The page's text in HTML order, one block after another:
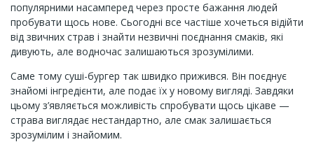
популярними насамперед через просте бажання людей
пробувати щось нове. Сьогодні все частіше хочеться відійти
від звичних страв і знайти незвичні поєднання смаків, які
дивують, але водночас залишаються зрозумілими.
Саме тому суші-бургер так швидко прижився. Він поєднує
знайомі інгредієнти, але подає їх у новому вигляді. Завдяки
цьому з’являється можливість спробувати щось цікаве —
страва виглядає нестандартно, але смак залишається
зрозумілим і знайомим.